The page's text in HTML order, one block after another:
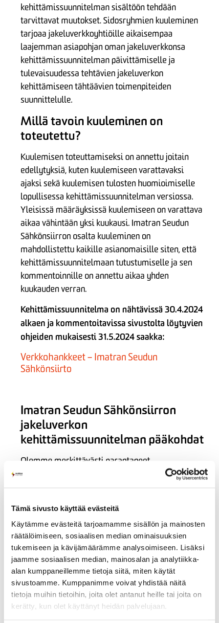
Tämä sivusto käyttää evästeitä
Käytämme evästeitä tarjoamamme sisällön ja mainosten
räätälöimiseen, sosiaalisen median ominaisuuksien
tukemiseen ja kävijämäärämme analysoimiseen. Lisäksi
jaamme sosiaalisen median, mainosalan ja analytiikka-
alan kumppaneillemme tietoja siitä, miten käytät
sivustoamme. Kumppanimme voivat yhdistää näitä
tietoja muihin tietoihin, joita olet antanut heille tai joita on
kerätty, kun olet käyttänyt heidän palvelujaan.
kehittämissuunnitelman sisältöön tehdään
tarvittavat muutokset. Sidosryhmien kuuleminen
tarjoaa jakeluverkkoyhtiöille aikaisempaa
laajemman asiapohjan oman jakeluverkkonsa
kehittämissuunnitelman päivittämiselle ja
tulevaisuudessa tehtävien jakeluverkon
kehittämiseen tähtäävien toimenpiteiden
suunnittelulle.
Millä tavoin kuuleminen on
toteutettu?
Kuulemisen toteuttamiseksi on annettu joitain
edellytyksiä, kuten kuulemiseen varattavaksi
ajaksi sekä kuulemisen tulosten huomioimiselle
lopullisessa kehittämissuunnitelman versiossa.
Yleisissä määräyksissä kuulemiseen on varattava
aikaa vähintään yksi kuukausi. Imatran Seudun
Sähkönsiirron osalta kuuleminen on
mahdollistettu kaikille asianomaisille siten, että
kehittämissuunnitelmaan tutustumiselle ja sen
kommentoinnille on annettu aikaa yhden
kuukauden verran.
Kehittämissuunnitelma on nähtävissä 30.4.2024
alkaen ja kommentoitavissa sivustolta löytyvien
ohjeiden mukaisesti 31.5.2024 saakka:
Verkkohankkeet – Imatran Seudun
Sähkönsiirto
Imatran Seudun Sähkönsiirron
jakeluverkon
kehittämissuunnitelman pääkohdat
Olemme merkittävästi parantaneet
jakeluverkkomme sähkön toimitusvarmuutta niin
asemakaava-alueilla kuin niiden ulkopuolisilla
kaapeloineet asemakaava-alueilla lähestulkoon
koko keskijänniteverkon sekä suurimman osan
pienjänniteverkoista. Lisäksi kahden olemme
toteuttaneet puuvarmaksi keskijänniteilmajohtoa
440 km asemakaava-alueiden ulkopuolella, minkä
ansiosta olemme pystyneet nostamaan
laatuvaatimukset täyttävien käyttöpaikkojen
osuuden hieman yli 80 %:n, huomioiden kaikki